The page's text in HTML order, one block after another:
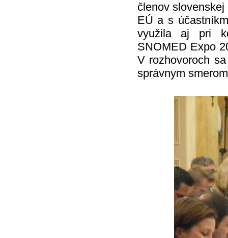
členov
EÚ a s
využila aj pri
SNOMED Expo
V rozhovoroch
správnym